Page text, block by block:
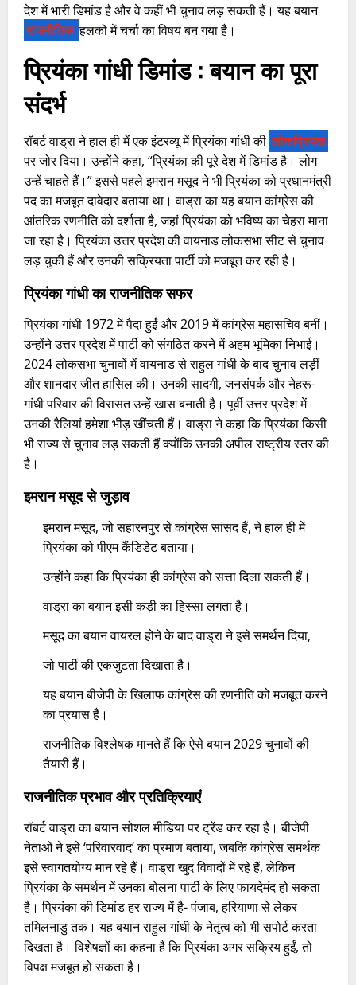
देश में भारी डिमांड है और वे कहीं भी चुनाव लड़ सकती हैं। यह बयान
राजनीतिक हलकों में चर्चा का विषय बन गया है।
प्रियंका गांधी डिमांड :बयान का पूरा
संदर्भ
रॉबर्ट वाड्रा ने हाल ही में एक इंटरव्यू में प्रियंका गांधी की लोकप्रियता
पर जोर दिया। उन्होंने कहा, “प्रियंका की पूरे देश में डिमांड है। लोग
उन्हें चाहते हैं।” इससे पहले इमरान मसूद ने भी प्रियंका को प्रधानमंत्री
पद का मजबूत दावेदार बताया था। वाड्रा का यह बयान कांग्रेस की
आंतरिक रणनीति को दर्शाता है, जहां प्रियंका को भविष्य का चेहरा माना
जा रहा है। प्रियंका उत्तर प्रदेश की वायनाड लोकसभा सीट से चुनाव
लड़ चुकी हैं और उनकी सक्रियता पार्टी को मजबूत कर रही है।
प्रियंका गांधी का राजनीतिक सफर
प्रियंका गांधी 1972 में पैदा हुईं और 2019 में कांग्रेस महासचिव बनीं।
उन्होंने उत्तर प्रदेश में पार्टी को संगठित करने में अहम भूमिका निभाई।
2024 लोकसभा चुनावों में वायनाड से राहुल गांधी के बाद चुनाव लड़ीं
और शानदार जीत हासिल की। उनकी सादगी, जनसंपर्क और नेहरू-
गांधी परिवार की विरासत उन्हें खास बनाती है। पूर्वी उत्तर प्रदेश में
उनकी रैलियां हमेशा भीड़ खींचती हैं। वाड्रा ने कहा कि प्रियंका किसी
भी राज्य से चुनाव लड़ सकती हैं क्योंकि उनकी अपील राष्ट्रीय स्तर की
है।
इमरान मसूद से जुड़ाव
इमरान मसूद, जो सहारनपुर से कांग्रेस सांसद हैं, ने हाल ही में
प्रियंका को पीएम कैंडिडेट बताया।
उन्होंने कहा कि प्रियंका ही कांग्रेस को सत्ता दिला सकती हैं।
वाड्रा का बयान इसी कड़ी का हिस्सा लगता है।
मसूद का बयान वायरल होने के बाद वाड्रा ने इसे समर्थन दिया,
जो पार्टी की एकजुटता दिखाता है।
यह बयान बीजेपी के खिलाफ कांग्रेस की रणनीति को मजबूत करने
का प्रयास है।
राजनीतिक विश्लेषक मानते हैं कि ऐसे बयान 2029 चुनावों की
तैयारी हैं।
राजनीतिक प्रभाव और प्रतिक्रियाएं
रॉबर्ट वाड्रा का बयान सोशल मीडिया पर ट्रेंड कर रहा है। बीजेपी
नेताओं ने इसे ‘परिवारवाद’ का प्रमाण बताया, जबकि कांग्रेस समर्थक
इसे स्वागतयोग्य मान रहे हैं। वाड्रा खुद विवादों में रहे हैं, लेकिन
प्रियंका के समर्थन में उनका बोलना पार्टी के लिए फायदेमंद हो सकता
है। प्रियंका की डिमांड हर राज्य में है- पंजाब, हरियाणा से लेकर
तमिलनाडु तक। यह बयान राहुल गांधी के नेतृत्व को भी सपोर्ट करता
दिखता है। विशेषज्ञों का कहना है कि प्रियंका अगर सक्रिय हुईं, तो
विपक्ष मजबूत हो सकता है।